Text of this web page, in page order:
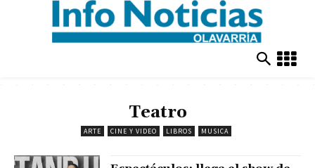
Teatro
ARTE CINE Y VIDEO LIBROS MUSICA